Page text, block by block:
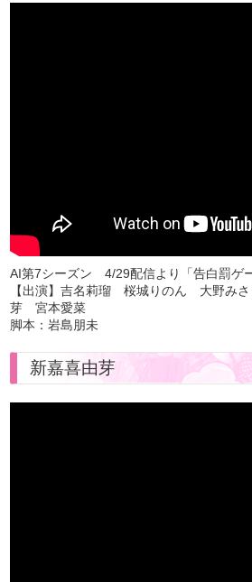
AI第7シーズン 4/29配信より「告白罰ゲ
【出演】吉名莉瑠 桜城りのん 大野み
芽 宮本愛菜
脚本：岩島朋未
新嘉喜由芽